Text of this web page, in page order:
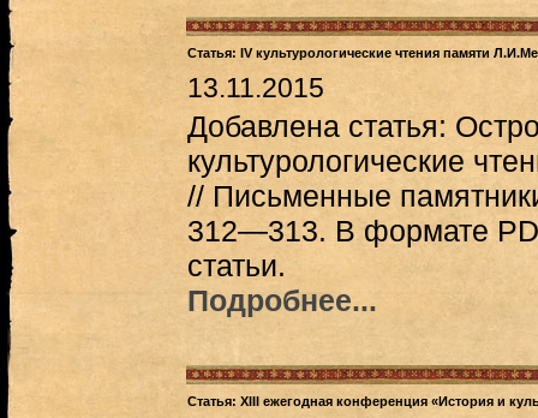
Статья: IV культурологические чтения памяти
13.11.2015
Добавлена статья:
культурологические
// Письменные
312—313. В формате
статьи.
Подробнее...
Статья: XIII ежегодная конференция «История и